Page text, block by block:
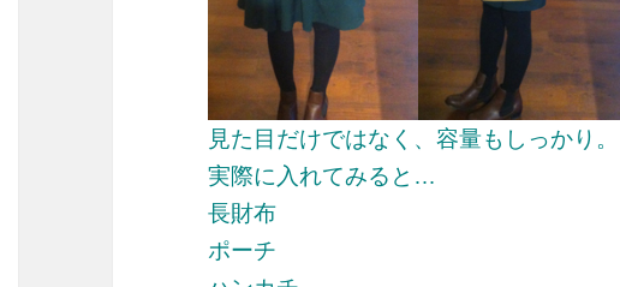
見た目だけではなく、容量もしっかり。
実際に入れてみると…
長財布
ポーチ